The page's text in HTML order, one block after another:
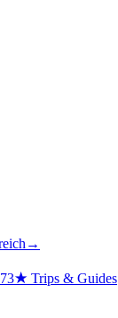
→
★ Trips & Guides